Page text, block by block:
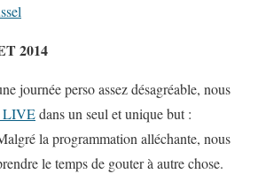
2014
journée perso assez désagréable, nous
LIVEdans un seul et unique but :
la programmation alléchante, nous
le temps de gouter à autre chose.